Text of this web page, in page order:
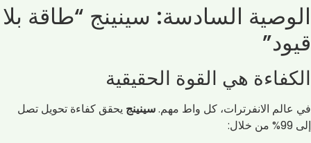
الوصية السادسة: سينينج “طاقة بلا
قيود”
الكفاءة هي القوة الحقيقية
في عالم الانفرترات، كل واط مهم.سينينج يحقق كفاءة تحويل تصل
إلى 99% من خلال: